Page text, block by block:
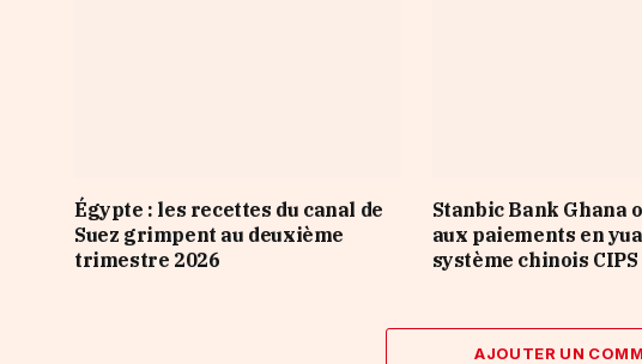
Égypte : les recettes du canal de
Suez grimpent au deuxième
trimestre 2026
Stanbic Bank Ghana
aux paiements en
système chinois CIPS
AJOUTER UN